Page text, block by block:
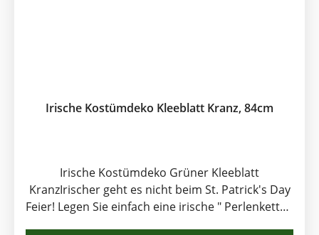
Irische Kostümdeko Kleeblatt Kranz, 84cm
Irische Kostümdeko Grüner Kleeblatt
KranzIrischer geht es nicht beim St. Patrick's Day
Feier! Legen Sie einfach eine irische " Perlenkette "